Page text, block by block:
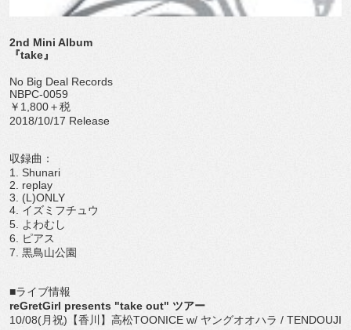
2nd Mini Album
『take』
No Big Deal Records
NBPC-0059
￥1,800＋税
2018/10/17 Release
収録曲：
1. Shunari
2. replay
3. (L)ONLY
4. イズミフチュウ
5. よわむし
6. ピアス
7. 黒鳥山公園
■ライブ情報
reGretGirl presents "take out" ツアー
10/08(月祝)【香川】高松TOONICE w/ ヤングオオハラ / TENDOUJI